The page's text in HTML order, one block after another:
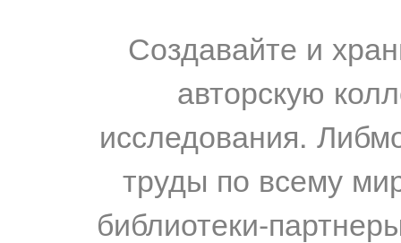
Создавайте и
авторскую
исследования.
труды по всему
библиотеки-